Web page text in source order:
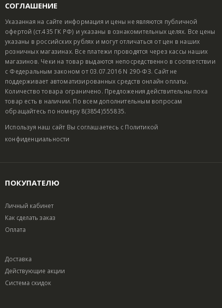
СОГЛАШЕНИЕ
Указанная на сайте информация и цены не являются публичной
офертой (ст.435 ГК РФ) и указаны в ознакомительных целях. Все цены
указаны в российских рублях и могут отличаться от цен в наших
розничных магазинах. Все платежи проводятся через кассы наших
магазинов. Чеки на товар выдаются непосредственно в соответствии
с Федеральным законом от 03.07.2016 N 290-ФЗ. Сайт не
поддерживает автоматизированных средств онлайн оплаты.
Количество товара ограничено. Предложения действительны пока
товар есть в наличии. По всем дополнительным вопросам
обращайтесь по номеру 8(3854)555835.
Используя наш сайт Вы соглашаетесь с Политикой
конфиденциальности
ПОКУПАТЕЛЮ
Личный кабинет
Как сделать заказ
Оплата
Доставка
Действующие акции
Система скидок